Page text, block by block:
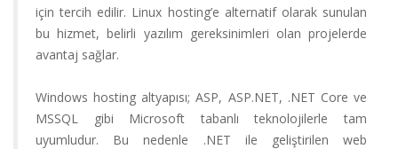
Alışveriş
Sepeti
Alan
için tercih edilir. Linux hosting’e alternatif olarak sunulan
bu hizmet, belirli yazılım gereksinimleri olan projelerde
avantaj sağlar.
Windows hosting altyapısı; ASP, ASP.NET, .NET Core ve
MSSQL gibi Microsoft tabanlı teknolojilerle tam
uyumludur. Bu nedenle .NET ile geliştirilen web